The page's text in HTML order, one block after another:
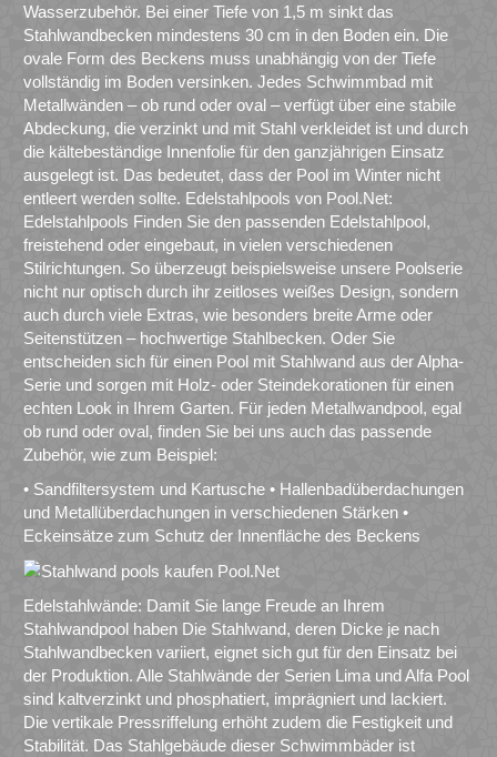
Wasserzubehör. Bei einer Tiefe von 1,5 m sinkt das
Stahlwandbecken mindestens 30 cm in den Boden ein. Die
ovale Form des Beckens muss unabhängig von der Tiefe
vollständig im Boden versinken. Jedes Schwimmbad mit
Metallwänden – ob rund oder oval – verfügt über eine stabile
Abdeckung, die verzinkt und mit Stahl verkleidet ist und durch
die kältebeständige Innenfolie für den ganzjährigen Einsatz
ausgelegt ist. Das bedeutet, dass der Pool im Winter nicht
entleert werden sollte. Edelstahlpools von Pool.Net:
Edelstahlpools Finden Sie den passenden Edelstahlpool,
freistehend oder eingebaut, in vielen verschiedenen
Stilrichtungen. So überzeugt beispielsweise unsere Poolserie
nicht nur optisch durch ihr zeitloses weißes Design, sondern
auch durch viele Extras, wie besonders breite Arme oder
Seitenstützen – hochwertige Stahlbecken. Oder Sie
entscheiden sich für einen Pool mit Stahlwand aus der Alpha-
Serie und sorgen mit Holz- oder Steindekorationen für einen
echten Look in Ihrem Garten. Für jeden Metallwandpool, egal
ob rund oder oval, finden Sie bei uns auch das passende
Zubehör, wie zum Beispiel:
• Sandfiltersystem und Kartusche • Hallenbadüberdachungen
und Metallüberdachungen in verschiedenen Stärken •
Eckeinsätze zum Schutz der Innenfläche des Beckens
Edelstahlwände: Damit Sie lange Freude an Ihrem
Stahlwandpool haben Die Stahlwand, deren Dicke je nach
Stahlwandbecken variiert, eignet sich gut für den Einsatz bei
der Produktion. Alle Stahlwände der Serien Lima und Alfa Pool
sind kaltverzinkt und phosphatiert, imprägniert und lackiert.
Die vertikale Pressriffelung erhöht zudem die Festigkeit und
Stabilität. Das Stahlgebäude dieser Schwimmbäder ist